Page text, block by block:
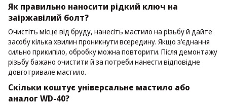
Як правильно наносити рідкий ключ на
заіржавілий болт?
Очистіть місце від бруду, нанесіть мастило на різьбу й дайте
засобу кілька хвилин проникнути всередину. Якщо з’єднання
сильно прикипіло, обробку можна повторити. Після демонтажу
різьбу бажано очистити й за потреби нанести відповідне
довготривале мастило.
Скільки коштує універсальне мастило або
аналог WD-40?